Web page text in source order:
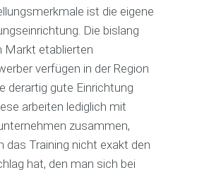
ist die eigene
Die bislang
Markt etablierten
verfügen in der Region
derartig gute Einrichtung
arbeiten lediglich mit
zusammen,
das Training nicht exakt den
hat, den man sich bei